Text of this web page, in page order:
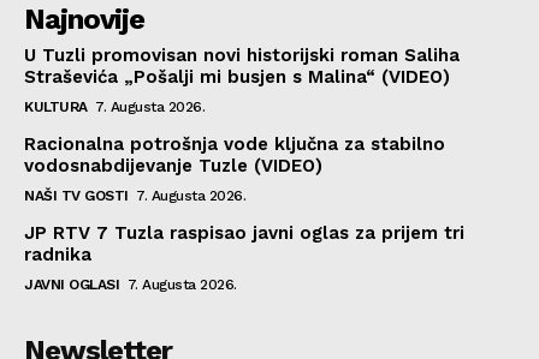
Najnovije
U Tuzli promovisan novi historijski roman Saliha
Straševića „Pošalji mi busjen s Malina“ (VIDEO)
KULTURA 7. Augusta 2026.
Racionalna potrošnja vode ključna za stabilno
vodosnabdijevanje Tuzle (VIDEO)
NAŠI TV GOSTI 7. Augusta 2026.
JP RTV 7 Tuzla raspisao javni oglas za prijem tri
radnika
JAVNI OGLASI 7. Augusta 2026.
Newsletter